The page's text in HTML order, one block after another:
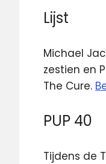
Lijst
Michael
zestien en
The Cure.
PUP 40
Tijdens de